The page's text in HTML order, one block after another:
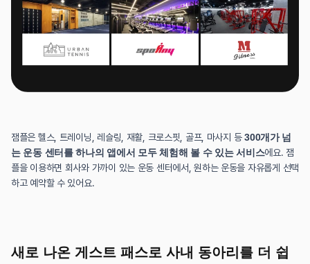
잼플은 헬스, 트레이닝, 레슬링, 재활, 크로스핏, 골프, 마사지 등 300개가 넘
는 운동 센터를 하나의 앱에서 모두 체험해 볼 수 있는 서비스에요. 잼
플을 이용하면 회사와 가까이 있는 운동 센터에서, 원하는 운동을 자유롭게 선택
하고 예약할 수 있어요.
새로 나온 게스트 패스로 사내 동아리를 더 쉽